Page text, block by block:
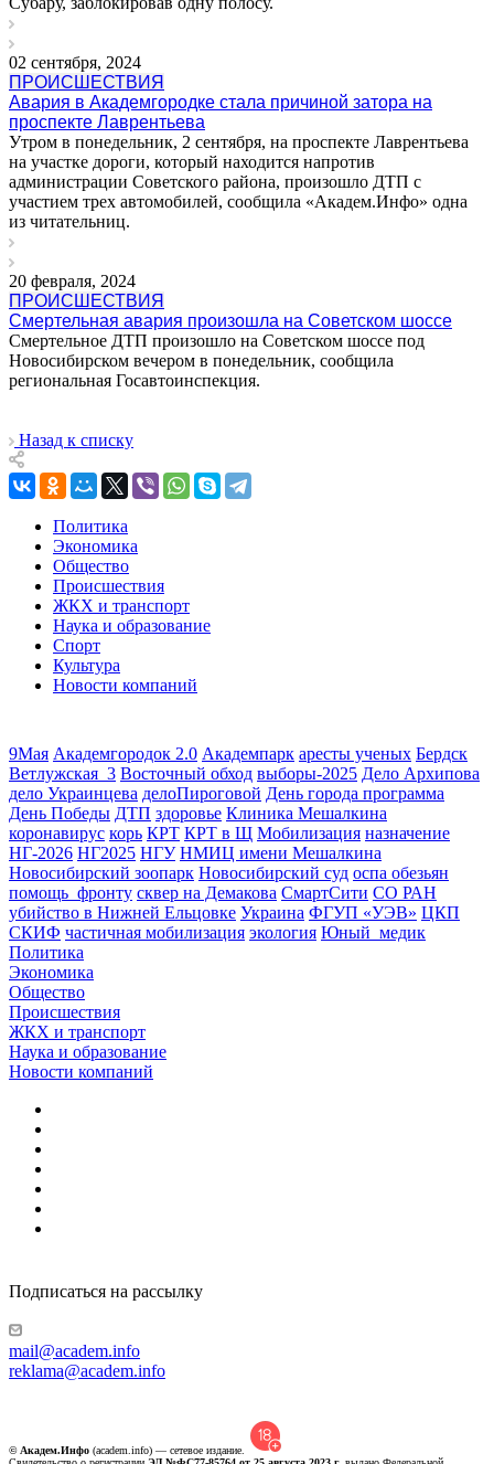
02 сентября, 2024
ПРОИСШЕСТВИЯ
Авария в Академгородке стала причиной затора на
проспекте Лаврентьева
Утром в понедельник, 2 сентября, на проспекте Лаврентьева
на участке дороги, который находится напротив
администрации Советского района, произошло ДТП с
участием трех автомобилей, сообщила «Академ.Инфо» одна
из читательниц.
20 февраля, 2024
ПРОИСШЕСТВИЯ
Смертельная авария произошла на Советском шоссе
Смертельное ДТП произошло на Советском шоссе под
Новосибирском вечером в понедельник, сообщила
региональная Госавтоинспекция.
Назад к списку
Политика
Экономика
Общество
Происшествия
ЖКХ и транспорт
Наука и образование
Спорт
Культура
Новости компаний
9Мая Академгородок 2.0 Академпарк аресты ученых Бердск
Ветлужская_3 Восточный обход выборы-2025 Дело Архипова
дело Украинцева делоПироговой День города программа
День Победы ДТП здоровье Клиника Мешалкина
коронавирус корь КРТ КРТ в Щ Мобилизация назначение
НГ-2026 НГ2025 НГУ НМИЦ имени Мешалкина
Новосибирский зоопарк Новосибирский суд оспа обезьян
помощь_фронту сквер на Демакова СмартСити СО РАН
убийство в Нижней Ельцовке Украина ФГУП «УЭВ» ЦКП
СКИФ частичная мобилизация экология Юный_медик
Политика
Экономика
Общество
Происшествия
ЖКХ и транспорт
Наука и образование
Новости компаний
Подписаться на рассылку
mail@academ.info
reklama@academ.info
© Академ.Инфо (academ.info) — сетевое издание.